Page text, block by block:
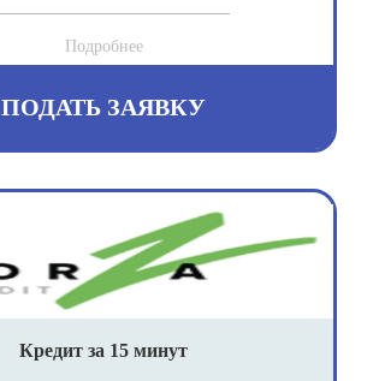
Подробнее
ПОДАТЬ ЗАЯВКУ
Кредит за 15 минут